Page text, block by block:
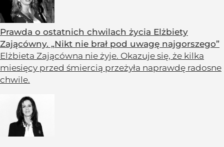
Prawda o ostatnich chwilach życia Elżbiety
Zającówny. „Nikt nie brał pod uwagę najgorszego”
Elżbieta Zającówna nie żyje. Okazuje się, że kilka
miesięcy przed śmiercią przeżyła naprawdę radosne
chwile.